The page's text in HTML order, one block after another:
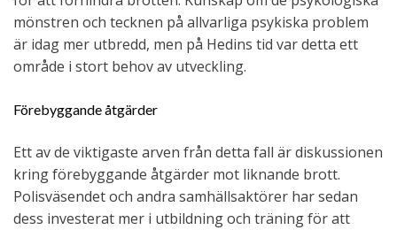
mönstren och tecknen på allvarliga psykiska problem
är idag mer utbredd, men på Hedins tid var detta ett
område i stort behov av utveckling.
Förebyggande åtgärder
Ett av de viktigaste arven från detta fall är diskussionen
kring förebyggande åtgärder mot liknande brott.
Polisväsendet och andra samhällsaktörer har sedan
dess investerat mer i utbildning och träning för att